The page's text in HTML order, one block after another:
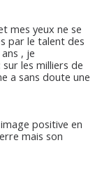
mes yeux ne se
par le talent des
, je
les milliers de
a sans doute une
positive en
mais son